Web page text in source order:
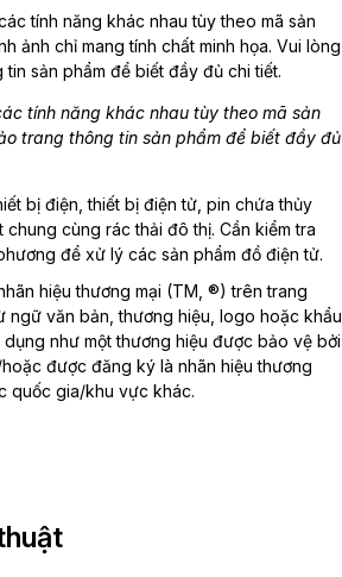
tính năng khác nhau tùy theo mã sản
ảnh chỉ mang tính chất minh họa. Vui lòng
sản phẩm để biết đầy đủ chi tiết.
tính năng khác nhau tùy theo mã sản
trang thông tin sản phẩm để biết đầy đủ
bị điện, thiết bị điện tử, pin chứa thủy
cùng rác thải đô thị. Cần kiểm tra
để xử lý các sản phẩm đồ điện tử.
hiệu thương mại (TM, ®) trên trang
ngữ văn bản, thương hiệu, logo hoặc khẩu
như một thương hiệu được bảo vệ bởi
được đăng ký là nhãn hiệu thương
quốc gia/khu vực khác.